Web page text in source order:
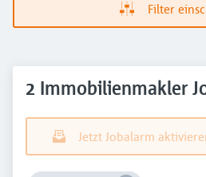
Filter
2 Immobilienmakler
Jetzt Jobalarm